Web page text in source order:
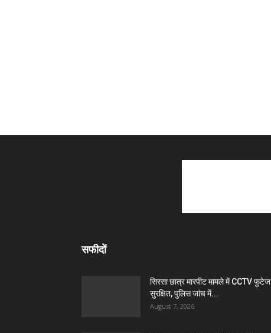
सफीदों
सिरसा छात्र मारपीट मामले में CCTV फुटेज
सुरक्षित, पुलिस जांच में...
August 7, 2026